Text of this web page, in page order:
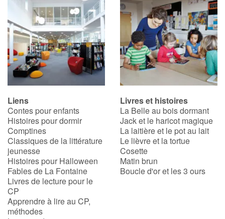
Liens
Contes pour enfants
Histoires pour dormir
Comptines
Classiques de la littérature
jeunesse
Histoires pour Halloween
Fables de La Fontaine
Livres de lecture pour le
CP
Apprendre à lire au CP,
méthodes
Livres et histoires
La Belle au bois dormant
Jack et le haricot magique
La laitière et le pot au lait
Le lièvre et la tortue
Cosette
Matin brun
Boucle d'or et les 3 ours